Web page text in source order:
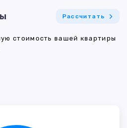
Рассчитать
стоимость вашей квартиры